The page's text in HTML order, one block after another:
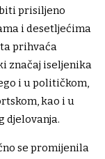
prisiljeno
i desetljećima
prihvaća
značaj iseljenika
i u političkom,
kao i u
djelovanja.
se promijenila